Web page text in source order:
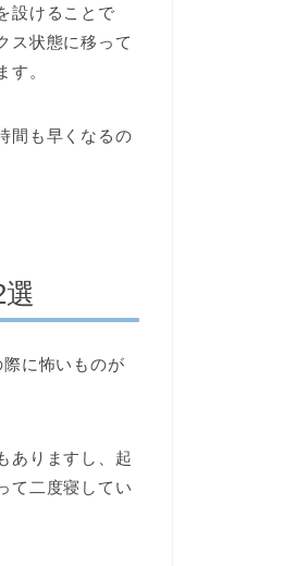
設けることで
ス状態に移って
。
間も早くなるの
に怖いものが
ありますし、起
て二度寝してい